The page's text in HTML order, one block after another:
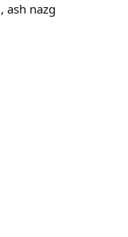
ash nazg